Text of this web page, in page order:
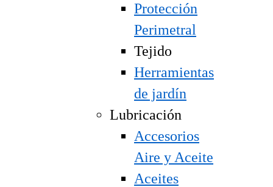
Protección
Perimetral
Tejido
Herramientas
de jardín
Lubricación
Accesorios
Aire y Aceite
Aceites